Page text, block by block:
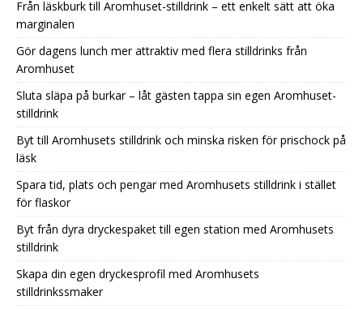
Från läskburk till Aromhuset-stilldrink – ett enkelt sätt att öka
marginalen
Gör dagens lunch mer attraktiv med flera stilldrinks från
Aromhuset
Sluta släpa på burkar – låt gästen tappa sin egen Aromhuset-
stilldrink
Byt till Aromhusets stilldrink och minska risken för prischock på
läsk
Spara tid, plats och pengar med Aromhusets stilldrink i stället
för flaskor
Byt från dyra dryckespaket till egen station med Aromhusets
stilldrink
Skapa din egen dryckesprofil med Aromhusets
stilldrinkssmaker